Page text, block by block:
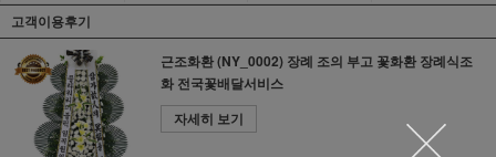
고객이용후기
근조화환 (NY_0002) 장례 조의 부고 꽃화환 장례식조
화 전국꽃배달서비스
자세히 보기